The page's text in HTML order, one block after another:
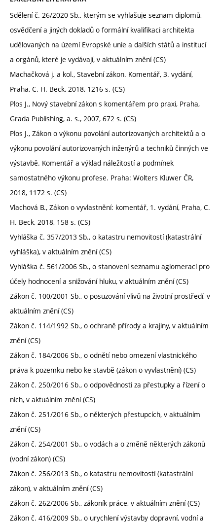
Sdělení č. 26/2020 Sb., kterým se vyhlašuje seznam diplomů,
osvědčení a jiných dokladů o formální kvalifikaci architekta
udělovaných na území Evropské unie a dalších států a institucí
a orgánů, které je vydávají, v aktuálním znění (CS)
Machačková j. a kol., Stavební zákon. Komentář, 3. vydání,
Praha, C. H. Beck, 2018, 1216 s. (CS)
Plos J., Nový stavební zákon s komentářem pro praxi, Praha,
Grada Publishing, a. s., 2007, 672 s. (CS)
Plos J., Zákon o výkonu povolání autorizovaných architektů a o
výkonu povolání autorizovaných inženýrů a techniků činných ve
výstavbě. Komentář a výklad náležitostí a podmínek
samostatného výkonu profese. Praha: Wolters Kluwer ČR,
2018, 1172 s. (CS)
Vlachová B., Zákon o vyvlastnění: komentář, 1. vydání, Praha, C.
H. Beck, 2018, 158 s. (CS)
Vyhláška č. 357/2013 Sb., o katastru nemovitostí (katastrální
vyhláška), v aktuálním znění (CS)
Vyhláška č. 561/2006 Sb., o stanovení seznamu aglomerací pro
účely hodnocení a snižování hluku, v aktuálním znění (CS)
Zákon č. 100/2001 Sb., o posuzování vlivů na životní prostředí, v
aktuálním znění (CS)
Zákon č. 114/1992 Sb., o ochraně přírody a krajiny, v aktuálním
znění (CS)
Zákon č. 184/2006 Sb., o odnětí nebo omezení vlastnického
práva k pozemku nebo ke stavbě (zákon o vyvlastnění) (CS)
Zákon č. 250/2016 Sb., o odpovědnosti za přestupky a řízení o
nich, v aktuálním znění (CS)
Zákon č. 251/2016 Sb., o některých přestupcích, v aktuálním
znění (CS)
Zákon č. 254/2001 Sb., o vodách a o změně některých zákonů
(vodní zákon) (CS)
Zákon č. 256/2013 Sb., o katastru nemovitostí (katastrální
zákon), v aktuálním znění (CS)
Zákon č. 262/2006 Sb., zákoník práce, v aktuálním znění (CS)
Zákon č. 416/2009 Sb., o urychlení výstavby dopravní, vodní a